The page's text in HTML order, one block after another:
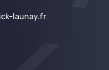
launay.fr